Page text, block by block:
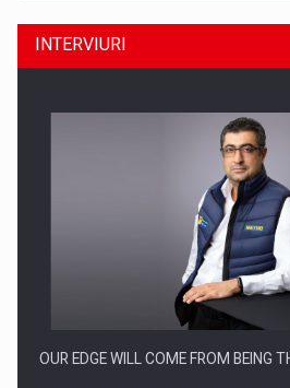
CEO Conference - Shaping The
INTERVIURI
OUR EDGE WILL COME FROM BEING